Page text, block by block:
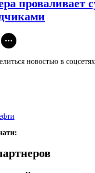
проваливает
новостью в соцсетях